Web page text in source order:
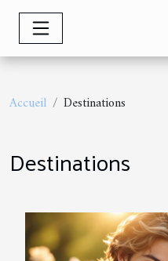
Accueil Destinations
Destinations